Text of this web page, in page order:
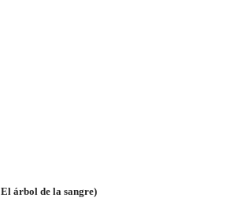
El árbol de la sangre)